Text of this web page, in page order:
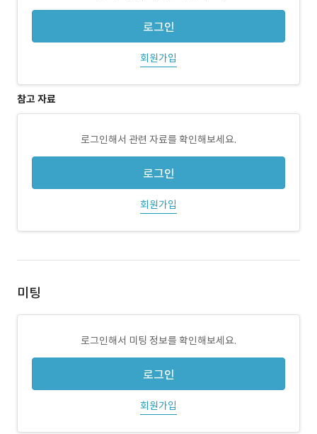
로그인
회원가입
참고 자료
로그인해서 관련 자료를 확인해보세요.
로그인
회원가입
미팅
로그인해서 미팅 정보를 확인해보세요.
로그인
회원가입